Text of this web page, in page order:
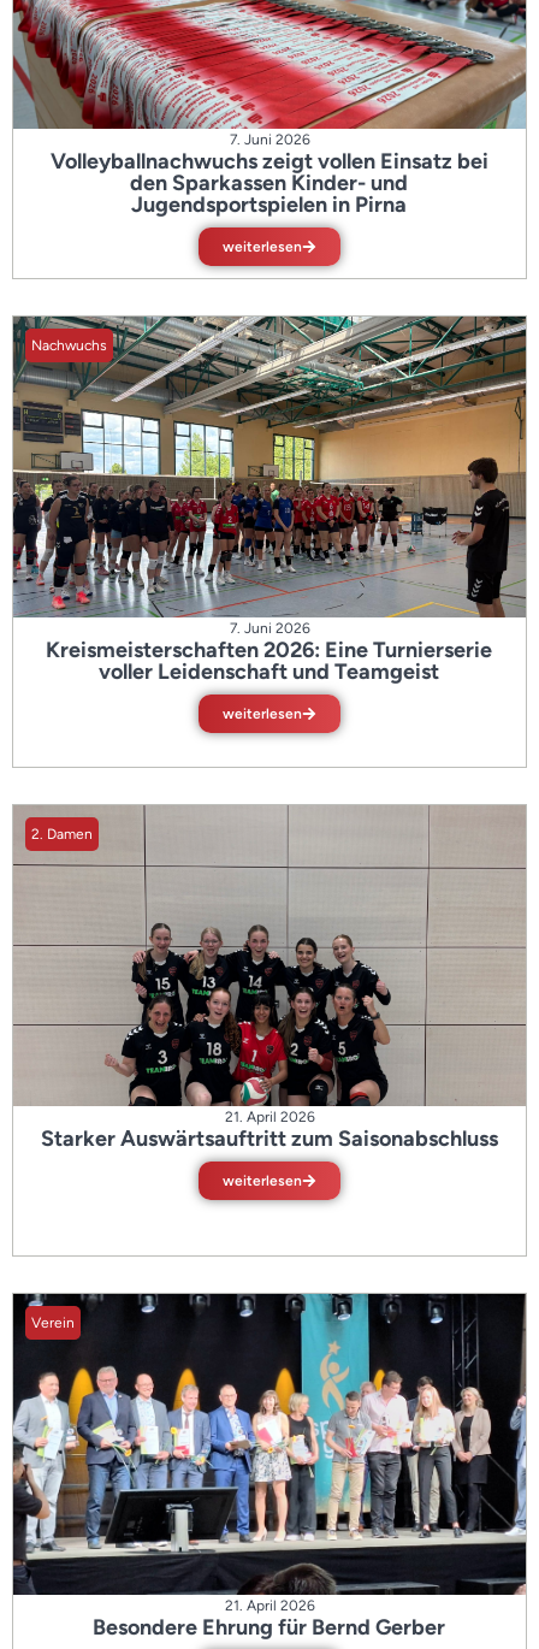
7. Juni 2026
Volleyballnachwuchs zeigt vollen Einsatz bei
den Sparkassen Kinder- und
Jugendsportspielen in Pirna
weiterlesen
Nachwuchs
7. Juni 2026
Kreismeisterschaften 2026: Eine Turnierserie
voller Leidenschaft und Teamgeist
weiterlesen
2. Damen
21. April 2026
Starker Auswärtsauftritt zum Saisonabschluss
weiterlesen
Verein
21. April 2026
Besondere Ehrung für Bernd Gerber